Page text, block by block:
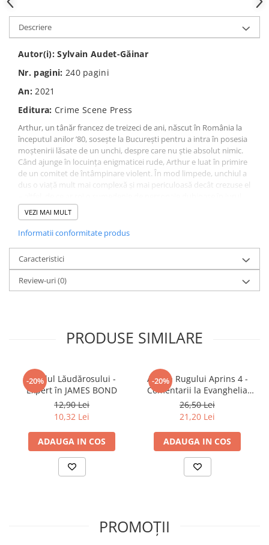
Descriere
Autor(i):Sylvain Audet-Găinar
Nr. pagini: 240 pagini
An: 2021
Editura: Crime Scene Press
Arthur, un tânăr francez de treizeci de ani, născut în România la
începutul anilor ’80, sosește la București pentru a intra în posesia
moștenirii lăsate de un unchi, despre care nu știe absolut nimic.
Când ajunge în locuința enigmaticei rude, Arthur e luat în primire
de un comitet de întâmpinare violent. În mod limpede, unchiul a
dus o viață mult mai complexă și mai periculoasă decât crezuse el
unui simplu proces de succesiune? Sigur, nu ajută nici faptul că
unchiul a făcut parte din anturajul dictatorului, că a fost implicat
într-un proiect secret sau că a fost filat de Securitate…
misterul existenței unchiului său, punându-și de multe ori viața în
pericol și făcând descoperiri șocante. Iar singurul lui sprijin este
umorul debordant, dar și o serie de prieteni pe care și-i face pe
parcursul tumultuosului sejur în oraș.
VEZI MAI MULT
Informatii conformitate produs
Caracteristici
Review-uri(0)
PRODUSE SIMILARE
-20%
Ghidul Lăudărosului -
Expert în JAMES BOND
12,90 Lei
10,32 Lei
ADAUGA IN COS
-20%
Arhiva Rugului Aprins 4 -
Comentarii la Evanghelia
după Ioan
26,50 Lei
21,20 Lei
ADAUGA IN COS
PROMOȚII